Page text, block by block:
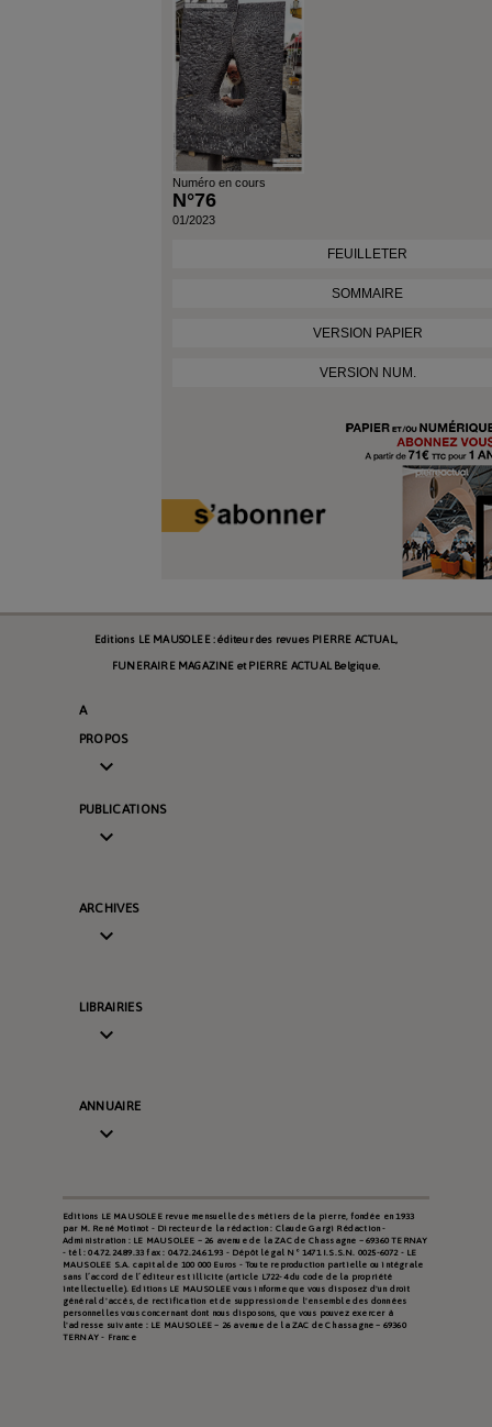
Numéro en cours
N°76
01/2023
FEUILLETER
SOMMAIRE
VERSION PAPIER
VERSION NUM.
Editions LE MAUSOLEE : éditeur des revues PIERRE ACTUAL,
FUNERAIRE MAGAZINE et PIERRE ACTUAL Belgique.
A
PROPOS

PUBLICATIONS

ARCHIVES

LIBRAIRIES

ANNUAIRE

Editions LE MAUSOLEE revue mensuelle des métiers de la pierre, fondée en 1933
par M. René Motinot - Directeur de la rédaction : Claude Gargi Rédaction -
Administration : LE MAUSOLEE – 26 avenue de la ZAC de Chassagne – 69360 TERNAY
- tél : 04.72.24.89.33 fax : 04.72.24.61.93 - Dépôt légal N° 1471 I.S.S.N. 0025-6072 - LE
MAUSOLEE S.A. capital de 100 000 Euros - Toute reproduction partielle ou intégrale
sans l’accord de l’éditeur est illicite (article L722-4 du code de la propriété
intellectuelle). Editions LE MAUSOLEE vous informe que vous disposez d'un droit
général d'accès, de rectification et de suppression de l'ensemble des données
personnelles vous concernant dont nous disposons, que vous pouvez exercer à
l'adresse suivante : LE MAUSOLEE – 26 avenue de la ZAC de Chassagne – 69360
TERNAY - France